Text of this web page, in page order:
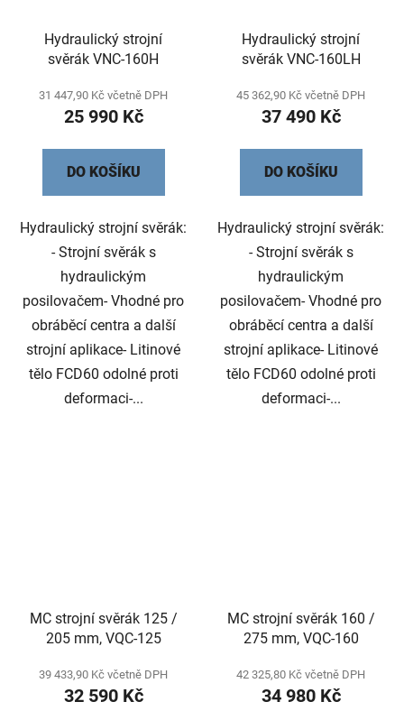
Hydraulický strojní
svěrák VNC-160H
31 447,90 Kč včetně DPH
25 990 Kč
DO KOŠÍKU
Hydraulický strojní svěrák:
- Strojní svěrák s
hydraulickým
posilovačem- Vhodné pro
obráběcí centra a další
strojní aplikace- Litinové
tělo FCD60 odolné proti
deformaci-...
Hydraulický strojní
svěrák VNC-160LH
45 362,90 Kč včetně DPH
37 490 Kč
DO KOŠÍKU
Hydraulický strojní svěrák:
- Strojní svěrák s
hydraulickým
posilovačem- Vhodné pro
obráběcí centra a další
strojní aplikace- Litinové
tělo FCD60 odolné proti
deformaci-...
MC strojní svěrák 125 /
205 mm, VQC-125
39 433,90 Kč včetně DPH
32 590 Kč
MC strojní svěrák 160 /
275 mm, VQC-160
42 325,80 Kč včetně DPH
34 980 Kč